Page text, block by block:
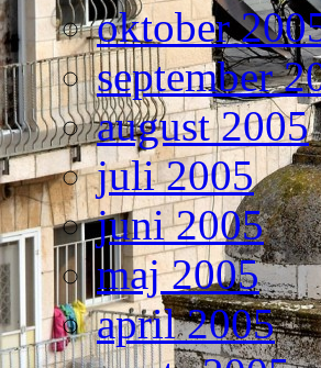
oktober
september
august 2005
juli 2005
juni 2005
maj 2005
april 2005